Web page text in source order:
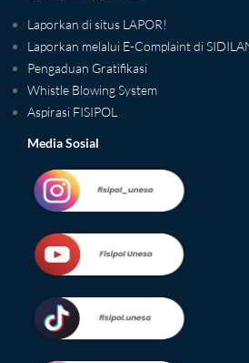
Laporkan di situs LAPOR!
Laporkan melalui E-Complaint di
Pengaduan Gratifikasi
Whistle Blowing System
Aspirasi FISIPOL
Media Sosial